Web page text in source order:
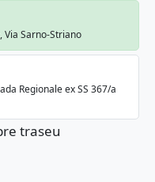
Via Sarno-Striano
Regionale ex SS 367/a
traseu